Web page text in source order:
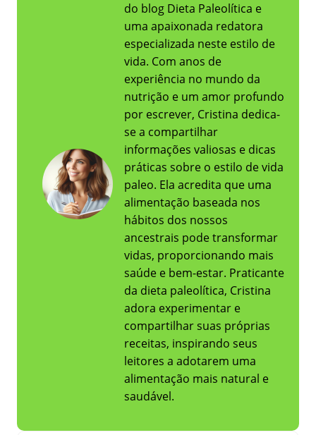
do blog Dieta Paleolítica e
uma apaixonada redatora
especializada neste estilo de
vida. Com anos de
experiência no mundo da
nutrição e um amor profundo
por escrever, Cristina dedica-
se a compartilhar
informações valiosas e dicas
práticas sobre o estilo de vida
paleo. Ela acredita que uma
alimentação baseada nos
hábitos dos nossos
ancestrais pode transformar
vidas, proporcionando mais
saúde e bem-estar. Praticante
da dieta paleolítica, Cristina
adora experimentar e
compartilhar suas próprias
receitas, inspirando seus
leitores a adotarem uma
alimentação mais natural e
saudável.